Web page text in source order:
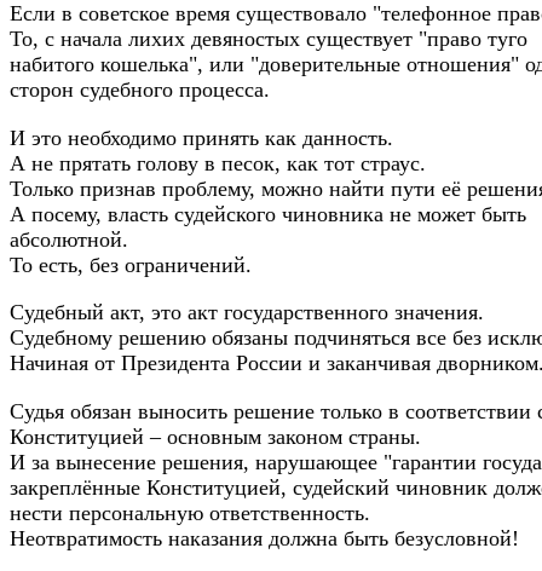
Если в советское время существовало "телефонное
То, с начала лихих девяностых существует "право туго
набитого кошелька", или "доверительные отношения"
сторон судебного процесса.
И это необходимо принять как данность.
А не прятать голову в песок, как тот страус.
Только признав проблему, можно найти пути её
А посему, власть судейского чиновника не может быть
абсолютной.
То есть, без ограничений.
Судебный акт, это акт государственного значения.
Судебному решению обязаны подчиняться все без
Начиная от Президента России и заканчивая
Судья обязан выносить решение только в соответствии
Конституцией – основным законом страны.
И за вынесение решения, нарушающее "гарантии
закреплённые Конституцией, судейский чиновник
нести персональную ответственность.
Неотвратимость наказания должна быть безусловной!